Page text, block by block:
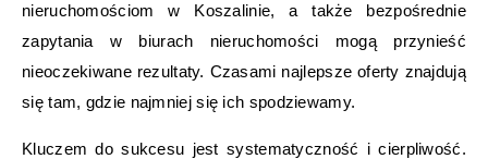
nieruchomościom w Koszalinie, a także bezpośrednie
zapytania w biurach nieruchomości mogą przynieść
nieoczekiwane rezultaty. Czasami najlepsze oferty znajdują
się tam, gdzie najmniej się ich spodziewamy.
Kluczem do sukcesu jest systematyczność i cierpliwość.